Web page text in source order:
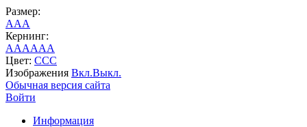
Размер:
AAA
Кернинг:
AAAAAA
Цвет: CCC
Изображения Вкл.Выкл.
Обычная версия сайта
Войти
Информация